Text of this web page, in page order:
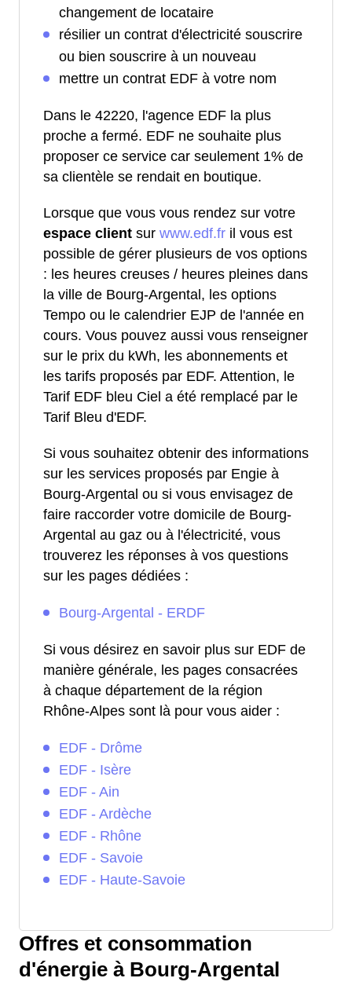
changement de locataire
résilier un contrat d'électricité souscrire
ou bien souscrire à un nouveau
mettre un contrat EDF à votre nom
Dans le 42220, l'agence EDF la plus
proche a fermé. EDF ne souhaite plus
proposer ce service car seulement 1% de
sa clientèle se rendait en boutique.
Lorsque que vous vous rendez sur votre
espace client sur www.edf.fr il vous est
possible de gérer plusieurs de vos options
: les heures creuses / heures pleines dans
la ville de Bourg-Argental, les options
Tempo ou le calendrier EJP de l'année en
cours. Vous pouvez aussi vous renseigner
sur le prix du kWh, les abonnements et
les tarifs proposés par EDF. Attention, le
Tarif EDF bleu Ciel a été remplacé par le
Tarif Bleu d'EDF.
Si vous souhaitez obtenir des informations
sur les services proposés par Engie à
Bourg-Argental ou si vous envisagez de
faire raccorder votre domicile de Bourg-
Argental au gaz ou à l'électricité, vous
trouverez les réponses à vos questions
sur les pages dédiées :
Bourg-Argental - ERDF
Si vous désirez en savoir plus sur EDF de
manière générale, les pages consacrées
à chaque département de la région
Rhône-Alpes sont là pour vous aider :
EDF - Drôme
EDF - Isère
EDF - Ain
EDF - Ardèche
EDF - Rhône
EDF - Savoie
EDF - Haute-Savoie
Offres et consommation
d'énergie à Bourg-Argental